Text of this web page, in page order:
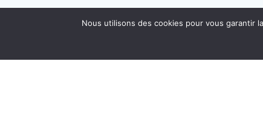
Nous utilisons des cookies pour vous garantir